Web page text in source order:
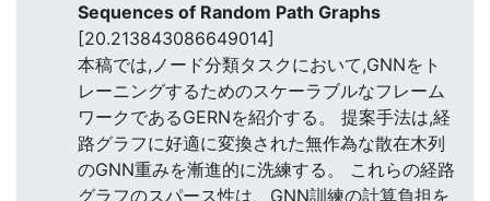
Sequences of Random Path Graphs
[20.213843086649014]
本稿では,ノード分類タスクにおいて,GNNをト
レーニングするためのスケーラブルなフレーム
ワークであるGERNを紹介する。 提案手法は,経
路グラフに好適に変換された無作為な散在木列
のGNN重みを漸進的に洗練する。 これらの経路
グラフのスパース性は、GNN訓練の計算負担を